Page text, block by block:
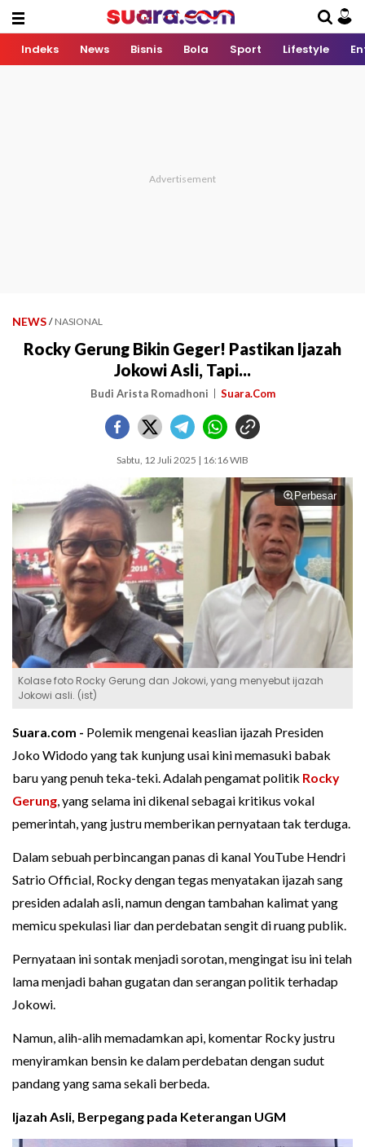
Indeks News Bisnis Bola Sport Lifestyle
NEWS / NASIONAL
Rocky Gerung Bikin Geger! Pastikan Ijazah
Jokowi Asli, Tapi...
Budi Arista Romadhoni Suara.Com
Sabtu, 12 Juli 2025 | 16:16 WIB
Perbesar
Kolase foto Rocky Gerung dan Jokowi, yang menyebut ijazah
Jokowi asli. (ist)
Suara.com - Polemik mengenai keaslian ijazah Presiden
Joko Widodo yang tak kunjung usai kini memasuki babak
baru yang penuh teka-teki. Adalah pengamat politik Rocky
Gerung, yang selama ini dikenal sebagai kritikus vokal
pemerintah, yang justru memberikan pernyataan tak terduga.
Dalam sebuah perbincangan panas di kanal YouTube Hendri
Satrio Official, Rocky dengan tegas menyatakan ijazah sang
presiden adalah asli, namun dengan tambahan kalimat yang
memicu spekulasi liar dan perdebatan sengit di ruang publik.
Pernyataan ini sontak menjadi sorotan, mengingat isu ini telah
lama menjadi bahan gugatan dan serangan politik terhadap
Jokowi.
Namun, alih-alih memadamkan api, komentar Rocky justru
menyiramkan bensin ke dalam perdebatan dengan sudut
pandang yang sama sekali berbeda.
Ijazah Asli, Berpegang pada Keterangan UGM